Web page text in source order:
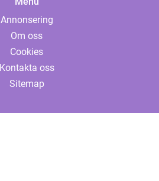
Annonsering
Om oss
Cookies
Kontakta oss
Sitemap